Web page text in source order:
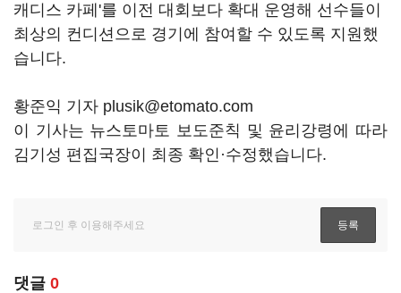
캐디스 카페'를 이전 대회보다 확대 운영해 선수들이
최상의 컨디션으로 경기에 참여할 수 있도록 지원했
습니다.
황준익 기자 plusik@etomato.com
이 기사는 뉴스토마토 보도준칙 및 윤리강령에 따라
김기성 편집국장이 최종 확인·수정했습니다.
댓글 0